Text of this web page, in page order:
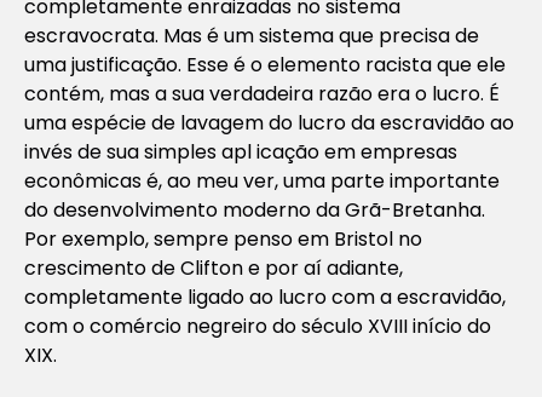
completamente enraizadas no sistema
escravocrata. Mas é um sistema que precisa de
uma justificação. Esse é o elemento racista que ele
contém, mas a sua verdadeira razão era o lucro. É
uma espécie de lavagem do lucro da escravidão ao
invés de sua simples apl icação em empresas
econômicas é, ao meu ver, uma parte importante
do desenvolvimento moderno da Grã-Bretanha.
Por exemplo, sempre penso em Bristol no
crescimento de Clifton e por aí adiante,
completamente ligado ao lucro com a escravidão,
com o comércio negreiro do século XVIII início do
XIX.